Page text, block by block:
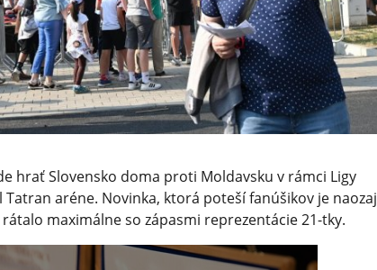
hrať Slovensko doma proti Moldavsku v rámci Ligy
aréne. Novinka, ktorá poteší fanúšikov je naozaj
maximálne so zápasmi reprezentácie 21-tky.